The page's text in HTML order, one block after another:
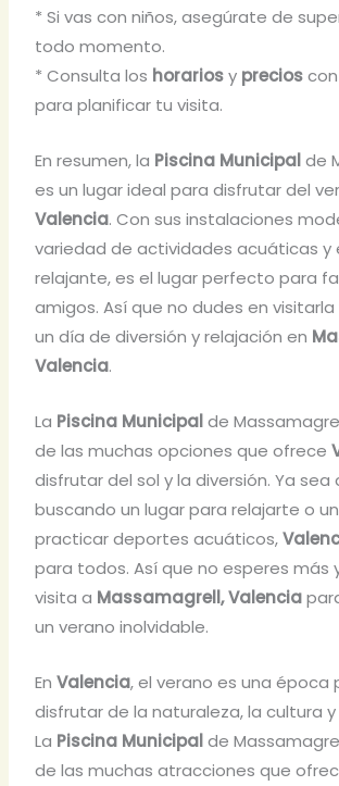
* Si vas con niños, asegúrate de
todo momento.
* Consulta los horariosy precios
para planificar tu visita.
En resumen, la Piscina Municipalde
es un lugar ideal para disfrutar del
Valencia. Con sus instalaciones
variedad de actividades acuáticas y
relajante, es el lugar perfecto para
amigos. Así que no dudes en
un día de diversión y relajación en
Valencia.
La Piscina Municipalde
de las muchas opciones que ofrece
disfrutar del sol y la diversión. Ya sea
buscando un lugar para relajarte o
practicar deportes acuáticos,
para todos. Así que no esperes más
visita a Massamagrell, Valencia
un verano inolvidable.
EnValencia, el verano es una
disfrutar de la naturaleza, la cultura y
La Piscina Municipalde
de las muchas atracciones que